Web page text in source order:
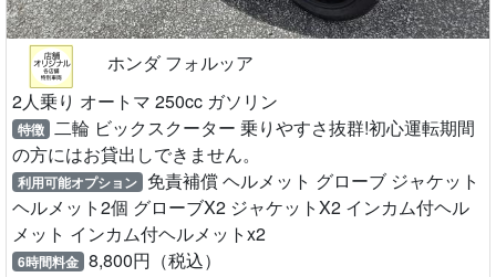
ホンダ フォルッア
2人乗り オートマ 250cc ガソリン
特徴 二輪 ビックスクーター 乗りやすさ抜群!初心運転期間
の方にはお貸出しできません。
利用可能オプション 免責補償 ヘルメット グローブ ジャケット
ヘルメット2個 グローブX2 ジャケットX2 インカム付ヘル
メット インカム付ヘルメットx2
6時間料金 8,800円（税込）